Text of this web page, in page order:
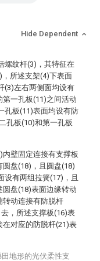
Hide Dependent
螺纹杆(3)，其特征在
所述支架(4)下表面
(3)左右两侧面均设有
一孔板(11)之间活动
孔板(11)表面均设有防
孔板(10)和第一孔板
壁固定连接有支撑板
盘(18)，且圆盘(18)
设有两组拉簧(17)，且
盘(18)表面边缘转动
转动连接有防脱杆
，所述支撑板(16)表
对应的防脱杆(21)表
地形的光伏柔性支